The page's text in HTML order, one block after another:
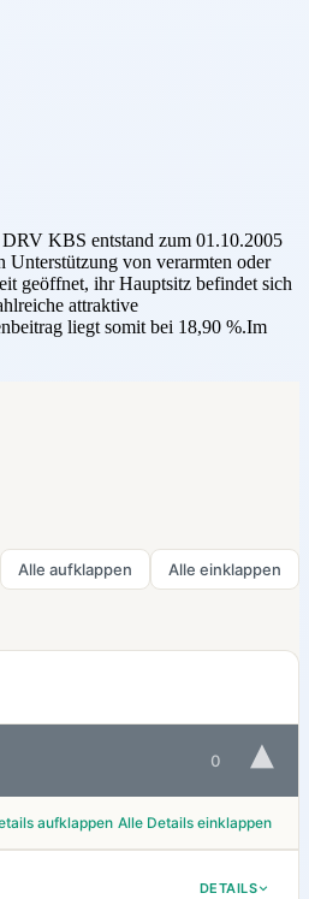
KBS entstand zum 01.10.2005
Unterstützung von verarmten oder
geöffnet, ihr Hauptsitz befindet sich
attraktive
liegt somit bei 18,90 %.Im
Alle aufklappen Alle einklappen
0 ▾
aufklappen Alle Details einklappen
DETAILS